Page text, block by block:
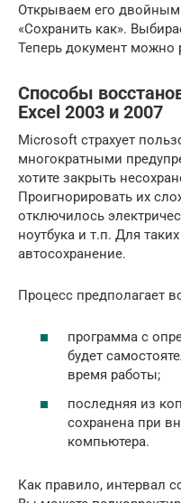
Открываем его
«Сохранить как».
Теперь документ можно
Способы
Excel 2003 и 2007
Microsoft страхует
многократными
хотите закрыть
Проигнорировать их
отключилось
ноутбука и т.п. Для
автосохранение.
Процесс предполагает
программа с
будет
время работы;
последняя из
сохранена при
компьютера.
Как правило, интервал